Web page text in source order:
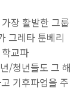
장 활발한 그룹
그레타 툰베리
교파
/청년들도 그 해
기후파업을 주